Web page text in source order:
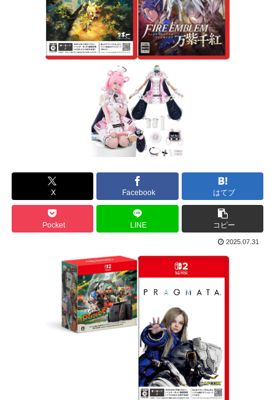
X Facebook はてブ
Pocket LINE コピー
2025.07.31